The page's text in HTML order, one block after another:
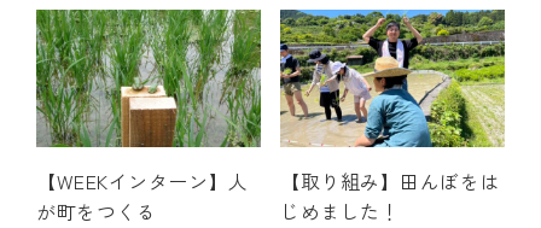
【WEEKインターン】人
が町をつくる
【取り組み】田んぼをは
じめました！